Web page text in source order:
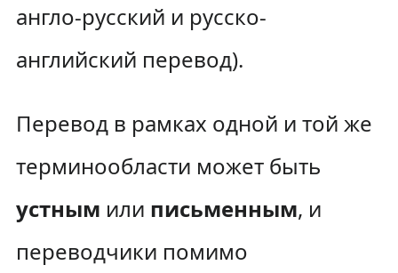
англо-русский и русско-
английский перевод).
Перевод в рамках одной и той же
терминообласти может быть
устным или письменным, и
переводчики помимо